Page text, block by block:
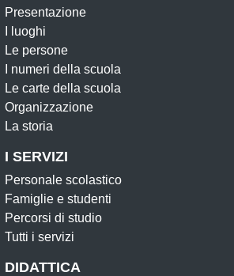
Presentazione
I luoghi
Le persone
I numeri della scuola
Le carte della scuola
Organizzazione
La storia
I SERVIZI
Personale scolastico
Famiglie e studenti
Percorsi di studio
Tutti i servizi
DIDATTICA